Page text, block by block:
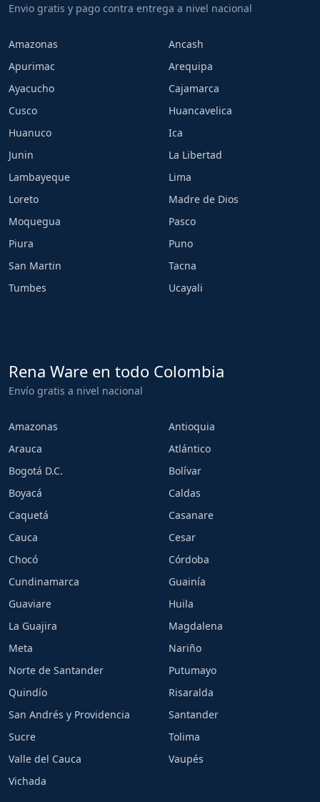
Envio gratis y pago contra entrega a nivel nacional
Amazonas
Ancash
Apurimac
Arequipa
Ayacucho
Cajamarca
Cusco
Huancavelica
Huanuco
Ica
Junin
La Libertad
Lambayeque
Lima
Loreto
Madre de Dios
Moquegua
Pasco
Piura
Puno
San Martin
Tacna
Tumbes
Ucayali
Rena Ware en todo Colombia
Envío gratis a nivel nacional
Amazonas
Antioquia
Arauca
Atlántico
Bogotá D.C.
Bolívar
Boyacá
Caldas
Caquetá
Casanare
Cauca
Cesar
Chocó
Córdoba
Cundinamarca
Guainía
Guaviare
Huila
La Guajira
Magdalena
Meta
Nariño
Norte de Santander
Putumayo
Quindío
Risaralda
San Andrés y Providencia
Santander
Sucre
Tolima
Valle del Cauca
Vaupés
Vichada